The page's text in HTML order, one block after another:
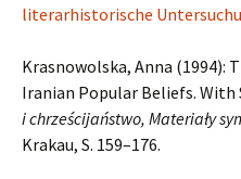
literarhistorische
Krasnowolska, Anna (1994):
Iranian Popular Beliefs. With
i chrześcijaństwo, Materiały
Krakau, S. 159–176.